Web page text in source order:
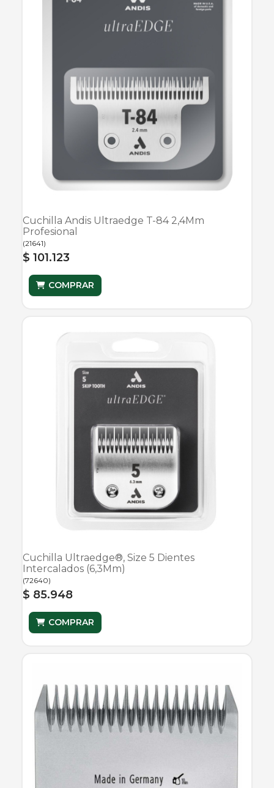
Cuchilla Andis Ultraedge T-84 2,4Mm
Profesional
(21641)
$ 101.123
COMPRAR
Cuchilla Ultraedge®, Size 5 Dientes
Intercalados (6,3Mm)
(72640)
$ 85.948
COMPRAR